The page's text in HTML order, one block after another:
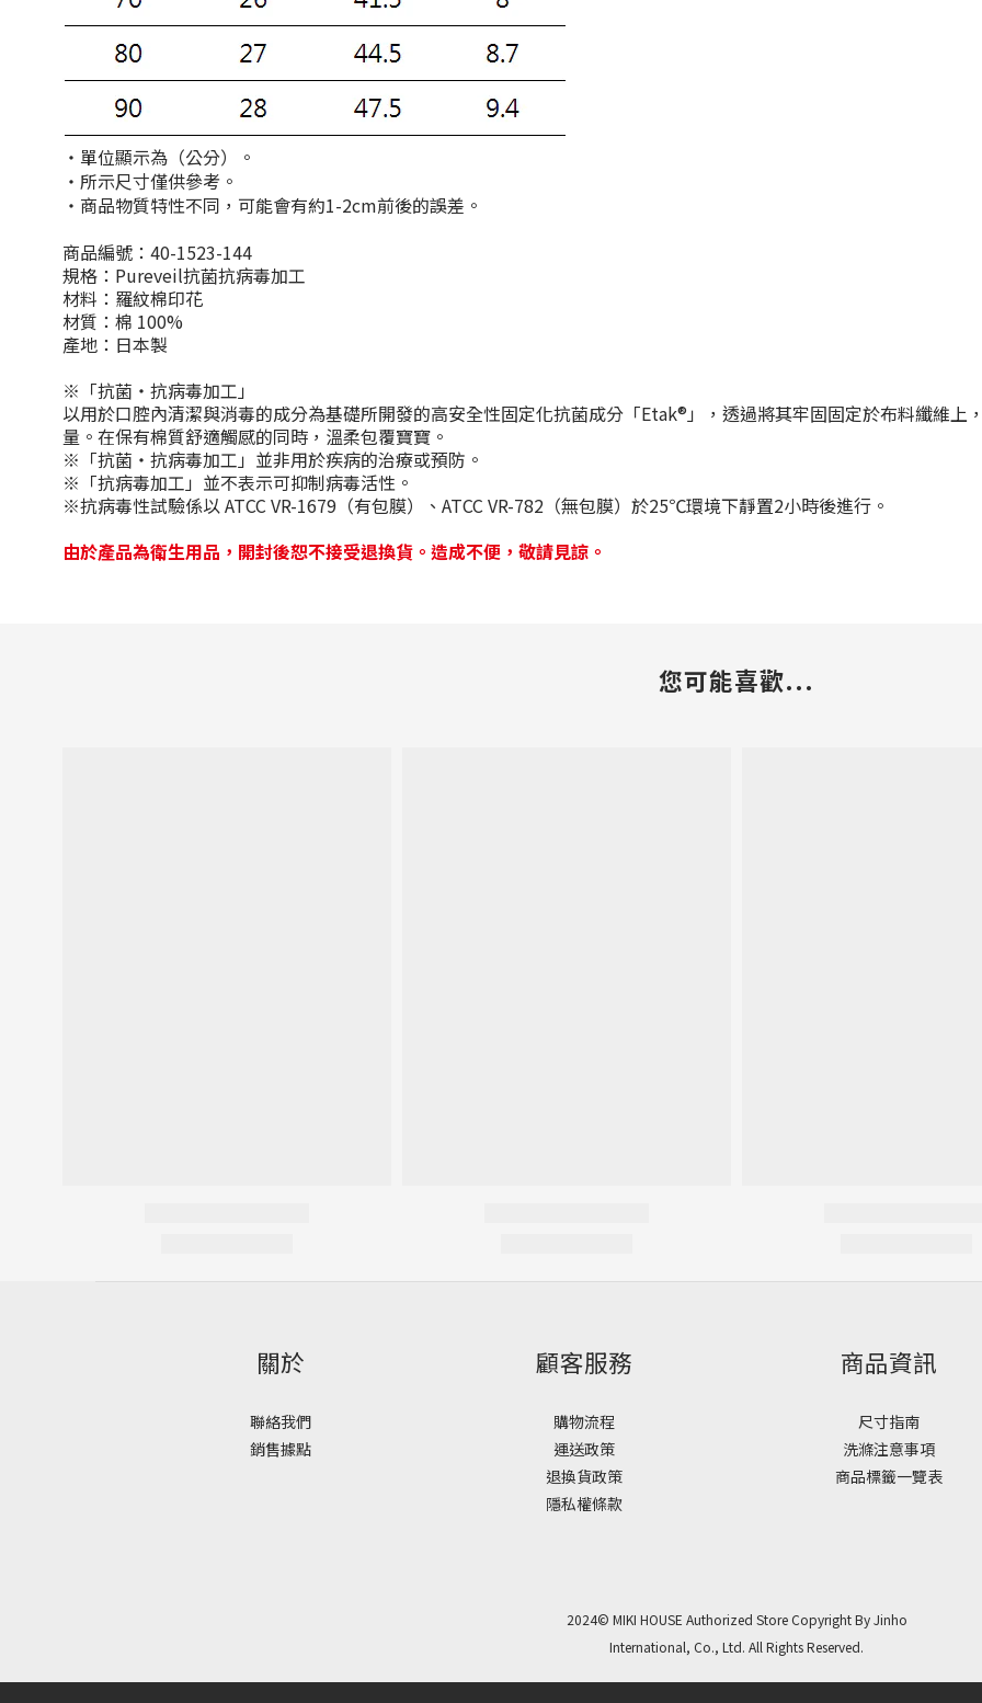
・單位顯示為（公分）。
・所示尺寸僅供參考。
・商品物質特性不同，可能會有約1-2cm前後的誤差。
商品編號：40-1523-144
規格：Pureveil抗菌抗病毒加工
材料：羅紋棉印花
材質：棉 100%
產地：日本製
※「抗菌・抗病毒加工」
以用於口腔內清潔與消毒的成分為基礎所開發的高安全性固定化抗菌成分「Etak®」，透過將其牢固固定於布料纖維
量。在保有棉質舒適觸感的同時，溫柔包覆寶寶。
※「抗菌・抗病毒加工」並非用於疾病的治療或預防。
※「抗病毒加工」並不表示可抑制病毒活性。
※抗病毒性試驗係以 ATCC VR-1679（有包膜）、ATCC VR-782（無包膜）於25℃環境下靜置2小時後進行。
由於產品為衛生用品，開封後恕不接受退換貨。造成不便，敬請見諒。
您可能喜歡...
關於
聯絡我們
銷售據點
顧客服務
購物流程
運送政策
退換貨政策
隱私權條款
商品資訊
尺寸指南
洗滌注意事項
商品標籤一覽表
2024© MIKI HOUSE Authorized Store Copyright By Jinho
International, Co., Ltd. All Rights Reserved.